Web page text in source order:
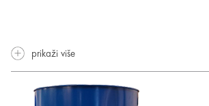
prikaži više